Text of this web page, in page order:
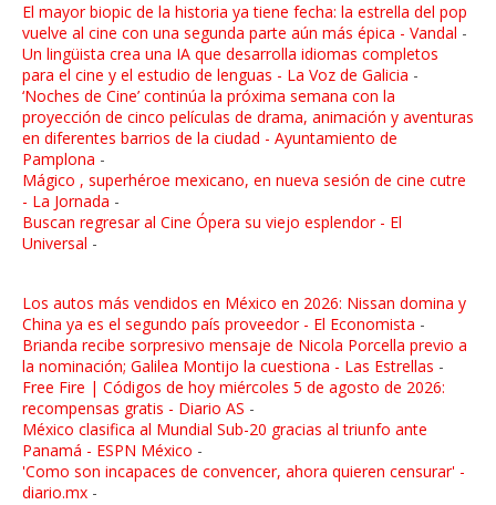
El mayor biopic de la historia ya tiene fecha: la estrella del pop
vuelve al cine con una segunda parte aún más épica - Vandal -
Un lingüista crea una IA que desarrolla idiomas completos
para el cine y el estudio de lenguas - La Voz de Galicia -
‘Noches de Cine’ continúa la próxima semana con la
proyección de cinco películas de drama, animación y aventuras
en diferentes barrios de la ciudad - Ayuntamiento de
Pamplona -
Mágico , superhéroe mexicano, en nueva sesión de cine cutre
- La Jornada -
Buscan regresar al Cine Ópera su viejo esplendor - El
Universal -
Los autos más vendidos en México en 2026: Nissan domina y
China ya es el segundo país proveedor - El Economista -
Brianda recibe sorpresivo mensaje de Nicola Porcella previo a
la nominación; Galilea Montijo la cuestiona - Las Estrellas -
Free Fire | Códigos de hoy miércoles 5 de agosto de 2026:
recompensas gratis - Diario AS -
México clasifica al Mundial Sub-20 gracias al triunfo ante
Panamá - ESPN México -
'Como son incapaces de convencer, ahora quieren censurar' -
diario.mx -